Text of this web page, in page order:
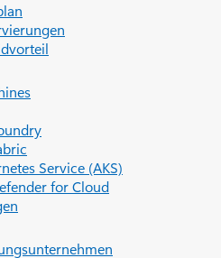
Service (AKS)
for Cloud